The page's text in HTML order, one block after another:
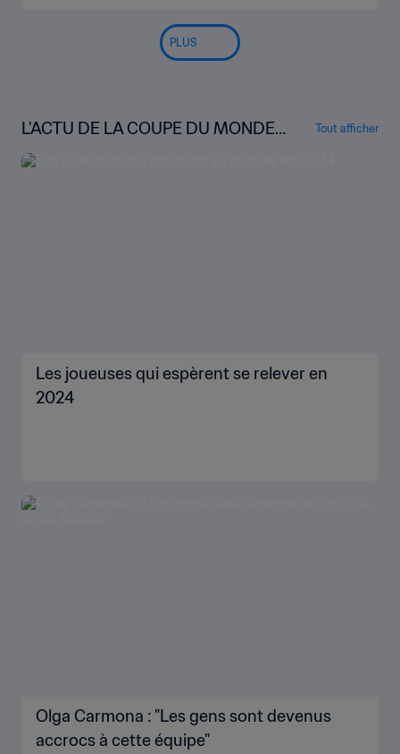
PLUS
L'ACTU DE LA COUPE DU MONDE
FÉMININE DE LA FIFA™
Tout afficher
Les joueuses qui espèrent se relever en
2024
Olga Carmona : "Les gens sont devenus
accrocs à cette équipe"